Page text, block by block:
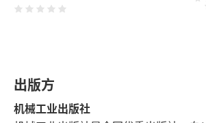
2.1.2 Google Ads广告层级结构
出版方
机械工业出版社